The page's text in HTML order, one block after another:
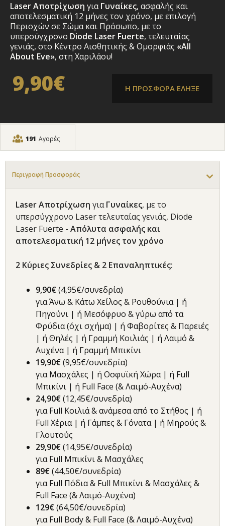
Laser Αποτρίχωση γιαΓυναίκες, ασφαλής και
αποτελεσματική 12 μήνες τον χρόνo, με επιλογή
Περιοχών σε Σώμα και Πρόσωπο, με το
υπερσύγχρονο Diode Laser Fuerte, τελευταίας
γενιάς, στο Κέντρο Αισθητικής & Ομορφιάς «All
About Eve», στη Χαριλάου!
9,90€ Η ΠΡΟΣΦΟΡΑ ΕΛΗΞΕ
191 Αγορές
Περιγραφή Προσφοράς
Laser Αποτρίχωση γιαΓυναίκες, με το
υπερσύγχρονο Laser τελευταίας γενιάς, Diode
Laser Fuerte - Απόλυτα ασφαλής και
αποτελεσματική 12 μήνες τον χρόνo
2 Κύριες Συνεδρίες & 2 Επαναληπτικές:
9,90€(4,95€/συνεδρία)
για Άνω & Κάτω Χείλος & Ρουθούνια | ή
Πηγούνι | ή Μεσόφρυο & γύρω από τα
Φρύδια (όχι σχήμα) | ή Φαβορίτες & Παρειές
| ή Θηλές | ή Γραμμή Κοιλιάς | ή Λαιμό &
Αυχένα | ή Γραμμή Μπικίνι
19,90€(9,95€/συνεδρία)
για Μασχάλες | ή Οσφυϊκή Χώρα | ή Full
Μπικίνι | ή Full Face (& Λαιμό-Αυχένα)
24,90€(12,45€/συνεδρία)
για Full Κοιλιά & ανάμεσα από το Στήθος | ή
Full Χέρια | ή Γάμπες & Γόνατα | ή Μηρούς &
Γλουτούς
29,90€(14,95€/συνεδρία)
για Full Μπικίνι & Μασχάλες
89€(44,50€/συνεδρία)
για Full Πόδια & Full Μπικίνι & Μασχάλες &
Full Face (& Λαιμό-Αυχένα)
129€(64,50€/συνεδρία)
για Full Body & Full Face (& Λαιμό-Αυχένα)